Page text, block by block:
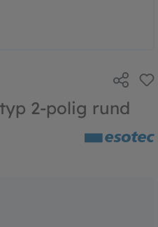
2-polig rund